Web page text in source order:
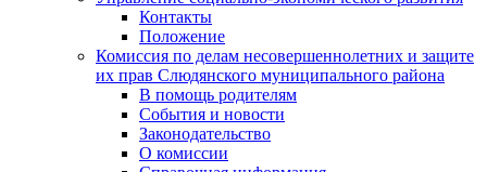
Контакты
Положение
Комиссия по делам несовершеннолетних и защите
их прав Слюдянского муниципального района
В помощь родителям
События и новости
Законодательство
О комиссии